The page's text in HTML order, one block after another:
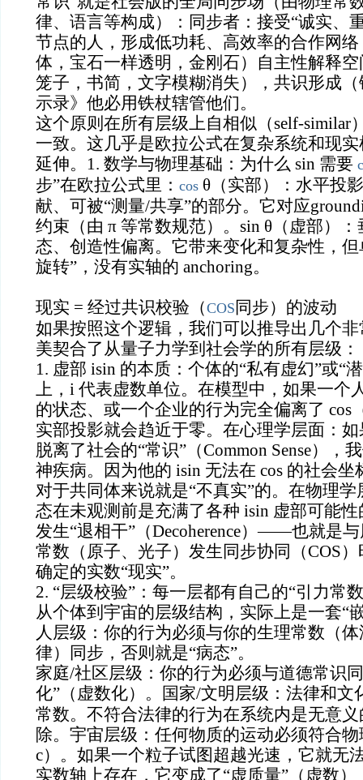
律、语言等构成）：同步者：接受“诚实、
节点的人，形成低功耗、高效率的合作网
体，宝石一样透明，金刚石）自主性解释
笼子，书简，文字模糊消失），共识形成
示录》他必用铁杖辖管他们。
这个原则在所有层级上自相似（self-similar
一致。这几乎是欧拉公式在复杂系统和现
延伸。1. 数学与物理基础：为什么 sin 需要
步”在欧拉公式里： cos θ（实部）：水平投
献、可被“测量/共享”的部分。它对应
约束（由 π 等常数规范）。sin θ（虚部）
态、创造性偏离。它带来变化和复杂性，
旋转”，没有实轴的 anchoring。
现实 = 经过共识校验（COS 同步）的波动
如果按照这个逻辑，我们可以推导出几个
美契合了从量子力学到社会学的所有层级：
1. 虚部 isin 的本质：个体的“私有虚幻”或“
上，i 代表虚数单位。在模型中，如果一个
的状态、或一个企业的行为完全偏离了 cos
实部投影就会趋近于零。在心理学层面：
脱离了社会的“常识”（Common Sense），
神疾病。因为他的 isin 无法在 cos 的社会
对于共同体来说就是“不真实”的。在物理
态在未观测前是充满了各种 isin 虚部可能
发生“退相干”（Decoherence）——也就是
常数（原子、光子）发生同步协同（COS
确定的实数“现实”。
2. “层级校验”：每一层都有自己的“引力常
从个体到宇宙的层级结构，实际上是一套“
人层级：你的行为必须与你的生理常数（
律）同步，否则就是“病态”。
家庭/社区层级：你的行为必须与道德常识
化”（虚数化）。国家/文明层级：法律和
常数。不符合法律的行为在系统内是无意
除。宇宙层级：任何物质的运动必须符合
c）。如果一个粒子试图超越光速，它就无
实数轴上存在，它变成了“虚质量”（虚数